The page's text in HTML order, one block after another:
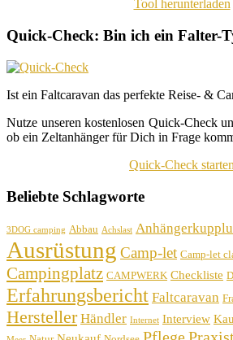
Tool herunterladen
Quick-Check: Bin ich ein Falter-
Ist ein Faltcaravan das perfekte Reise- &
Nutze unseren kostenlosen Quick-Check
ob ein Zeltanhänger für Dich in Frage
Quick-Check starten
Beliebte Schlagworte
3DOG camping Abbau Achslast
Ausrüstung Camp-let Camp-let
Campingplatz CAMPWERK Checkliste
Erfahrungsbericht Faltcaravan
Hersteller Händler Internet Interview